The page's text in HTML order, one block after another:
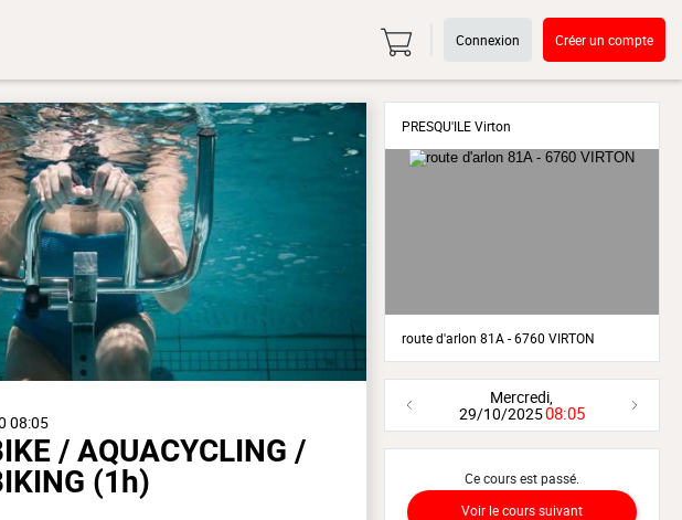
Connexion Créer un compte
08:05
/ AQUACYCLING /
(1h)
PRESQU'ILE Virton
route d'arlon 81A - 6760 VIRTON
Mercredi,
29/10/202508:05
Ce cours est passé.
Voir le cours suivant